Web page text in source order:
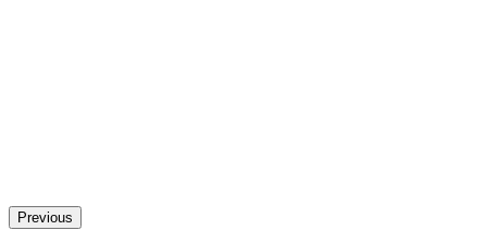
Previous